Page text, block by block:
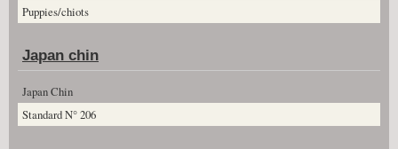
Puppies/chiots
Japan chin
Japan Chin
Standard N° 206